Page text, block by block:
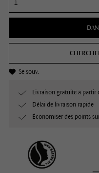
Se souv.
Livraison gratuite à partir
Délai de livraison rapide
Économiser des points